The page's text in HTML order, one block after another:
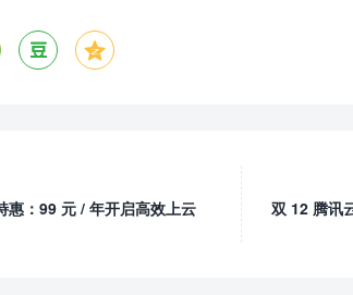
 
惠：99 元 / 年开启高效上云
双 12 腾讯